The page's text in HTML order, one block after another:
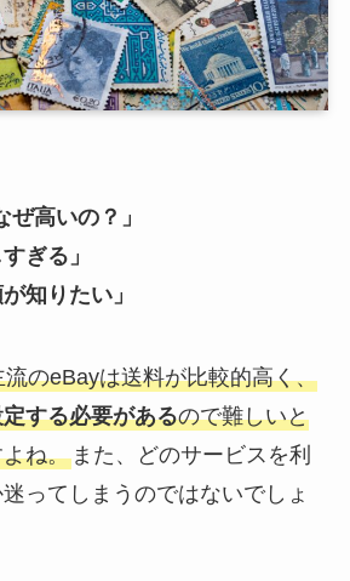
ぜ高いの？」
ぎる」
知りたい」
のeBayは送料が比較的高く、
する必要があるので難しいと
ね。また、どのサービスを利
ってしまうのではないでしょ